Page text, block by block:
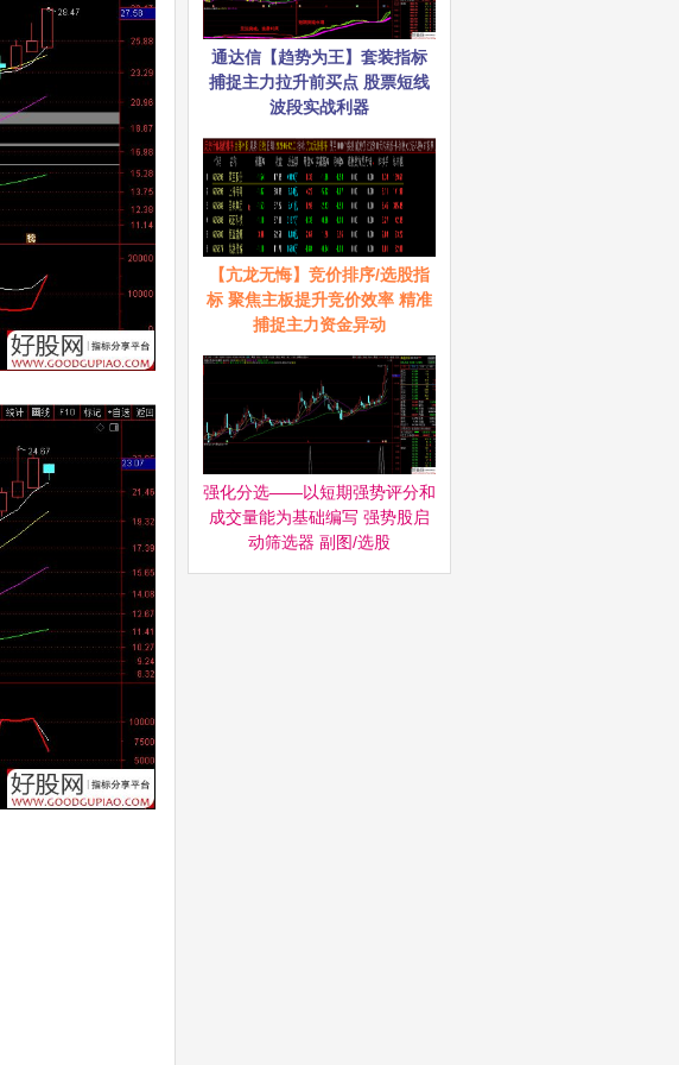
通达信【趋势为王】套装指标
捕捉主力拉升前买点 股票短线
波段实战利器
【亢龙无悔】竞价排序/选股指
标 聚焦主板提升竞价效率 精准
捕捉主力资金异动
强化分选——以短期强势评分和
成交量能为基础编写 强势股启
动筛选器‌ 副图/选股